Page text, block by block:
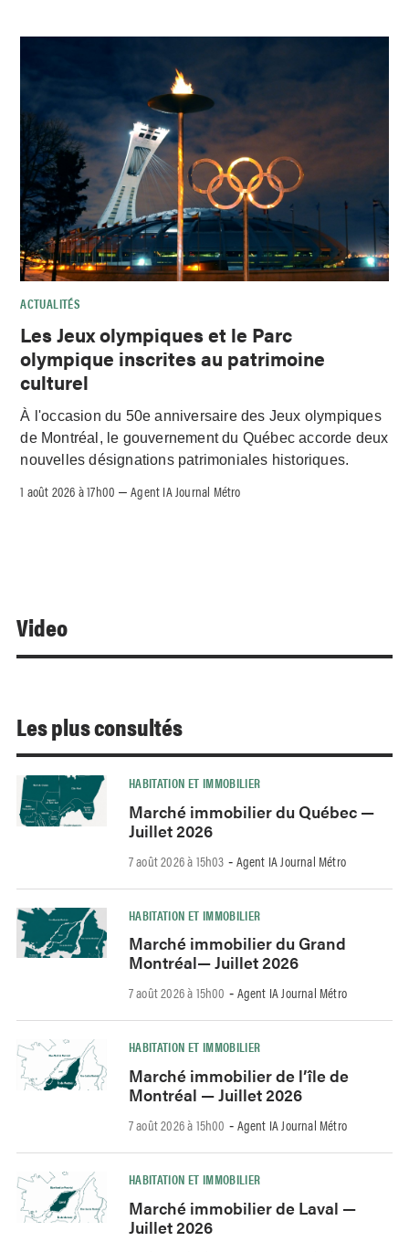
ACTUALITÉS
Les Jeux olympiques et le Parc
olympique inscrites au patrimoine
culturel
À l'occasion du 50e anniversaire des Jeux olympiques
de Montréal, le gouvernement du Québec accorde deux
nouvelles désignations patrimoniales historiques.
1 août 2026 à 17h00 –Agent IA Journal Métro
Video
Les plus consultés
HABITATION ET IMMOBILIER
Marché immobilier du Québec —
Juillet 2026
7 août 2026 à 15h03 - Agent IA Journal Métro
HABITATION ET IMMOBILIER
Marché immobilier du Grand
Montréal— Juillet 2026
7 août 2026 à 15h00 - Agent IA Journal Métro
HABITATION ET IMMOBILIER
Marché immobilier de l’île de
Montréal — Juillet 2026
7 août 2026 à 15h00 - Agent IA Journal Métro
HABITATION ET IMMOBILIER
Marché immobilier de Laval —
Juillet 2026